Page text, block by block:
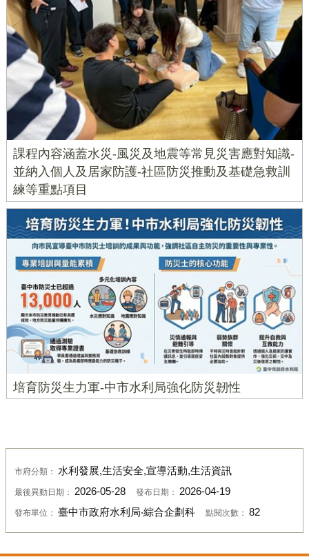
課程內容涵蓋水災-風災及地震等常見災害應對知識-
並納入個人及居家防護-社區防災推動及基礎急救訓
練等重點項目
培育防災生力軍-中市水利局強化防災韌性
市府分類： 水利發展,生活安全,宣導活動,生活資訊
最後異動日期： 2026-05-28 發布日期： 2026-04-19
發布單位： 臺中市政府水利局‧綜合企劃科 點閱次數： 82